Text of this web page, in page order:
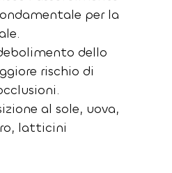
per la
dello
rischio di
al sole, uova,
latticini